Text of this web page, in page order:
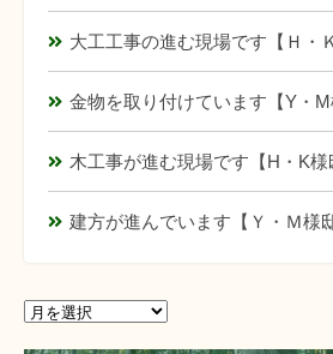
大工工事の進む現場です【Ｈ・
金物を取り付けています【Y・M
木工事が進む現場です【H・K様
建方が進んでいます【Ｙ・Ｍ様
ア
ア